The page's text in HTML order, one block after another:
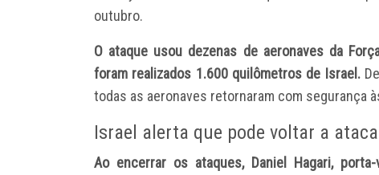
outubro.
O ataque usou dezenas de aeronaves da
foram realizados 1.600 quilômetros de Israel.
todas as aeronaves retornaram com segurança
Israel alerta que pode voltar a
Ao encerrar os ataques, Daniel Hagari,